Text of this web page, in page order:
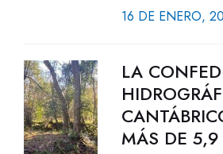
16 DE ENERO,
LA
MÁS DE